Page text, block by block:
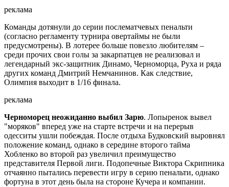
реклама
Команды дотянули до серии послематчевых пенальти
(согласно регламенту турнира овертаймы не были
предусмотрены). В лотерее больше повезло любителям –
среди прочих свои голы за закарпатцев не реализовал и
легендарный экс-защитник Динамо, Черноморца, Руха и ряда
других команд Дмитрий Немчанинов. Как следствие,
Олимпия выходит в 1/16 финала.
реклама
Черноморец неожиданно выбил Зарю. Лопыренок вывел
"моряков" вперед уже на старте встречи и на перерыв
одесситы ушли побеждая. После отдыха Будковский выровнял
положение команд, однако в середине второго тайма
Хобленко во второй раз увеличил преимущество
представителя Первой лиги. Подопечные Виктора Скрипника
отчаянно пытались перевести игру в серию пенальти, однако
фортуна в этот день была на стороне Кучера и компании.